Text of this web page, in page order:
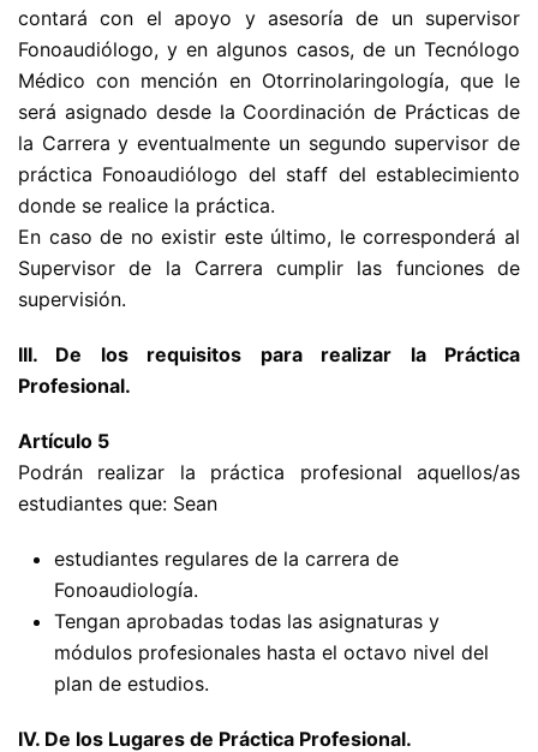
contará con el apoyo y asesoría de un supervisor
Fonoaudiólogo, y en algunos casos, de un Tecnólogo
Médico con mención en Otorrinolaringología, que le
será asignado desde la Coordinación de Prácticas de
la Carrera y eventualmente un segundo supervisor de
práctica Fonoaudiólogo del staff del establecimiento
donde se realice la práctica.
En caso de no existir este último, le corresponderá al
Supervisor de la Carrera cumplir las funciones de
supervisión.
III. De los requisitos para realizar la Práctica
Profesional.
Artículo 5
Podrán realizar la práctica profesional aquellos/as
estudiantes que: Sean
estudiantes regulares de la carrera de
Fonoaudiología.
Tengan aprobadas todas las asignaturas y
módulos profesionales hasta el octavo nivel del
plan de estudios.
IV. De los Lugares de Práctica Profesional.